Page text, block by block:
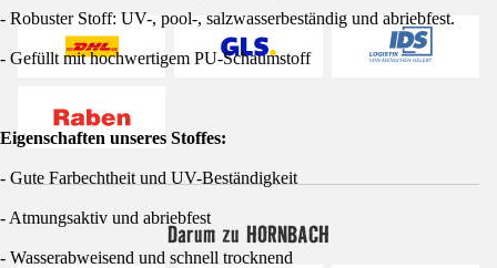
- Robuster Stoff: UV-, pool-, salzwasserbeständig und abriebfest.
- Gefüllt mit hochwertigem PU-Schaumstoff
Eigenschaften unseres Stoffes:
- Gute Farbechtheit und UV-Beständigkeit
- Atmungsaktiv und abriebfest
- Wasserabweisend und schnell trocknend
Darum zu HORNBACH